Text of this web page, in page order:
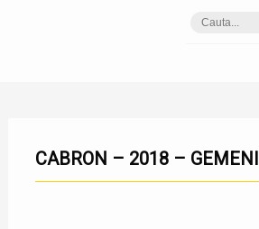
CABRON – 2018 – GEMENI